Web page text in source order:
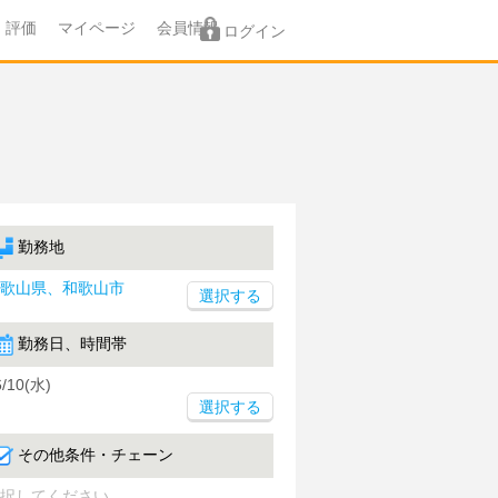
評価 マイページ 会員情報 ログイン
勤務地
山県、和歌山市
勤務日、時間帯
10(水)
選択する
その他条件・チェーン